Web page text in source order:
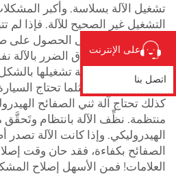
من نحن
تطبيق
الأخبار
اتصل بنا
على الإنترنت
اتصل بنا
تشغيل الآلة بسلاسة. وأكبر
التشغيل غير الصحيح للآلة. فإذا لم
تنتهي بك الأمور إلى الحصول
منتظم أو حتى إلحاق الضرر بالآلة
مع آلتك وتعلَّم كيفية تشغيلها
في صيانة الآلة. فمثلما تحتاج
كذلك تحتاج آلة ثني الصفائح
منتظمة. نظِّف الآلة بانتظام
الهيدروليكي. وإذا كانت الآلة تصدر
الصفائح بكفاءة، فقد حان وقت
العلامات! فمن الأسهل إصلاح